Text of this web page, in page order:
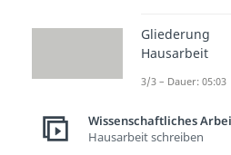
sortierst du
Quellen
Studyflix
einem
Gliederung
Hausarbeit
3/3 – Dauer: 05:03
Wissenschaftliches
Hausarbeit schreiben